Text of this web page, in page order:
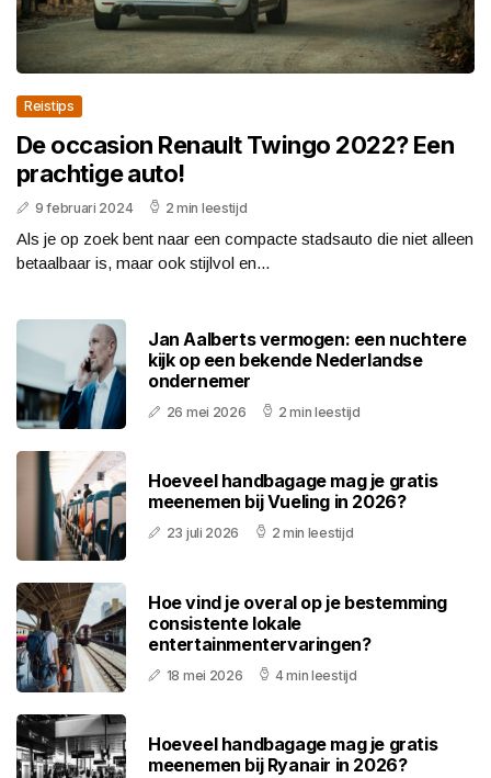
Reistips
De occasion Renault Twingo 2022? Een
prachtige auto!
9 februari 2024 2 min leestijd
Als je op zoek bent naar een compacte stadsauto die niet alleen
betaalbaar is, maar ook stijlvol en...
Jan Aalberts vermogen: een nuchtere
kijk op een bekende Nederlandse
ondernemer
26 mei 2026 2 min leestijd
Hoeveel handbagage mag je gratis
meenemen bij Vueling in 2026?
23 juli 2026 2 min leestijd
Hoe vind je overal op je bestemming
consistente lokale
entertainmentervaringen?
18 mei 2026 4 min leestijd
Hoeveel handbagage mag je gratis
meenemen bij Ryanair in 2026?